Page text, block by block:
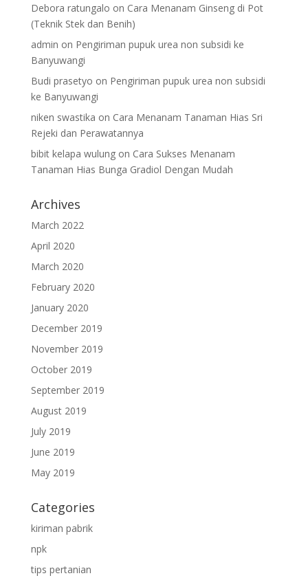
Debora ratungalo on Cara Menanam Ginseng di Pot
(Teknik Stek dan Benih)
admin on Pengiriman pupuk urea non subsidi ke
Banyuwangi
Budi prasetyo on Pengiriman pupuk urea non subsidi
ke Banyuwangi
niken swastika on Cara Menanam Tanaman Hias Sri
Rejeki dan Perawatannya
bibit kelapa wulungon Cara Sukses Menanam
Tanaman Hias Bunga Gradiol Dengan Mudah
Archives
March 2022
April 2020
March 2020
February 2020
January 2020
December 2019
November 2019
October 2019
September 2019
August 2019
July 2019
June 2019
May 2019
Categories
kiriman pabrik
npk
tips pertanian